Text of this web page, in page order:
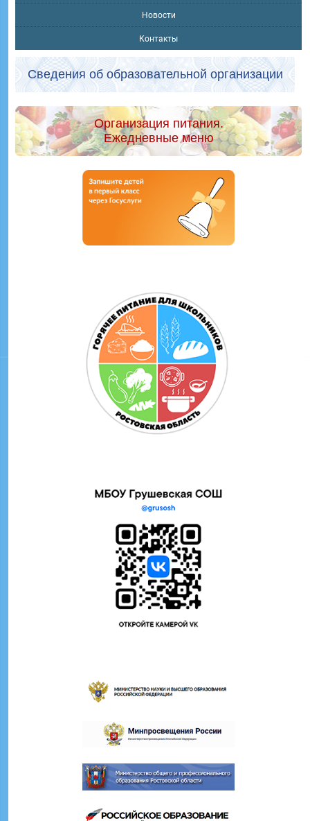
Новости
Контакты
Сведения об образовательной организации
Организация питания.
Ежедневные меню